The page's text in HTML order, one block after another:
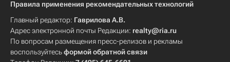
Правила применения рекомендательных технологий
Главный редактор: Гаврилова А.В.
Адрес электронной почты Редакции: realty@ria.ru
По вопросам размещения пресс-релизов и рекламы
воспользуйтесьформой обратной связи